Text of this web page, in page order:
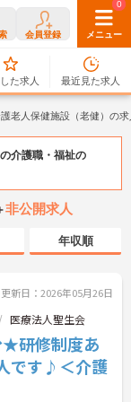
会員登録 メニュー
0
た求人
0
最近見た求人
老人保健施設（老健）の
の介護職・福祉の
非公開求人
年収順
更新日：2026年05月26日
医療法人聖生会
★研修制度あ
です♪＜介護